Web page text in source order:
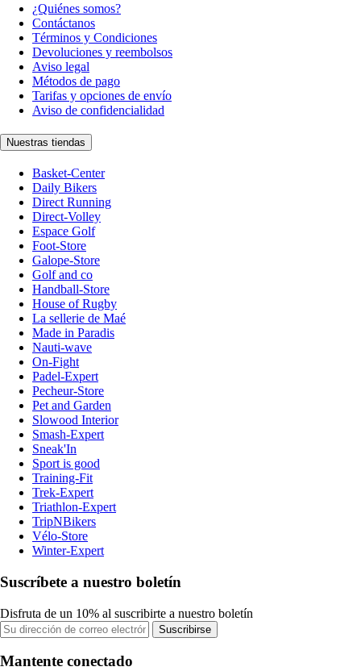
¿Quiénes somos?
Contáctanos
Términos y Condiciones
Devoluciones y reembolsos
Aviso legal
Métodos de pago
Tarifas y opciones de envío
Aviso de confidencialidad
Nuestras tiendas
Basket-Center
Daily Bikers
Direct Running
Direct-Volley
Espace Golf
Foot-Store
Galope-Store
Golf and co
Handball-Store
House of Rugby
La sellerie de Maé
Made in Paradis
Nauti-wave
On-Fight
Padel-Expert
Pecheur-Store
Pet and Garden
Slowood Interior
Smash-Expert
Sneak'In
Sport is good
Training-Fit
Trek-Expert
Triathlon-Expert
TripNBikers
Vélo-Store
Winter-Expert
Suscríbete a nuestro boletín
Disfruta de un 10% al suscribirte a nuestro boletín
Suscribirse
Mantente conectado